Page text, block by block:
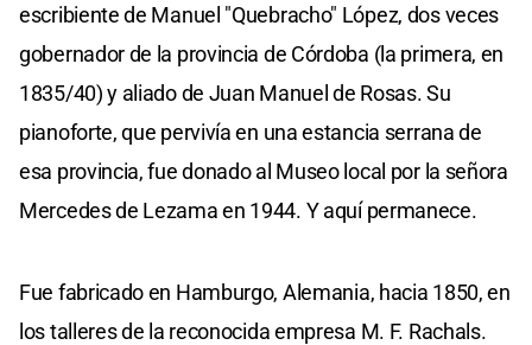
escribiente de Manuel "Quebracho" López, dos veces
gobernador de la provincia de Córdoba (la primera, en
1835/40) y aliado de Juan Manuel de Rosas. Su
pianoforte, que pervivía en una estancia serrana de
esa provincia, fue donado al Museo local por la señora
Mercedes de Lezama en 1944. Y aquí permanece.
Fue fabricado en Hamburgo, Alemania, hacia 1850, en
los talleres de la reconocida empresa M. F. Rachals.